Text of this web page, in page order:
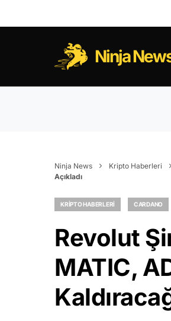
Ninja
Ninja News Kripto Haberleri
Açıkladı
KRIPTO HABERLERI CARDANO
Revolut
MATIC,